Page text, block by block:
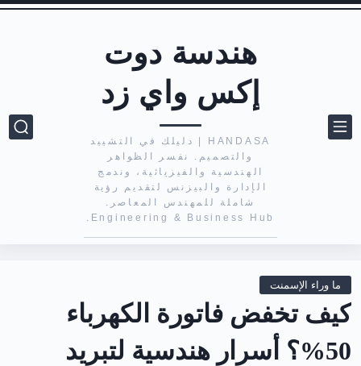
هندسة دوت
إكس واي زد
HANDASA | دليلك في التشييد
والتصميم. نفسر الظواهر
الهندسية والفيزيائية، وندمج
الإدارة والبيزنس لتقديم رؤية
شاملة للمهندس المعاصر.
Engineering & Business Hub.
ما وراء الإسمنت
كيف تخفض فاتورة الكهرباء
50%؟ أسرار هندسية لتبريد